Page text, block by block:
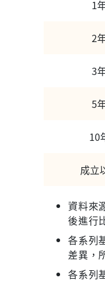
1
2
3
5
10
成立
資料來
後進行
各系列
差異，
各系列